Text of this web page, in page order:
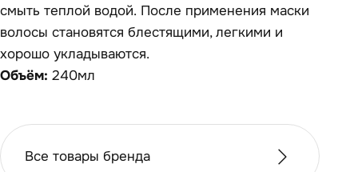
смыть теплой водой. После применения маски
волосы становятся блестящими, легкими и
хорошо укладываются.
Объём: 240мл
Все товары бренда